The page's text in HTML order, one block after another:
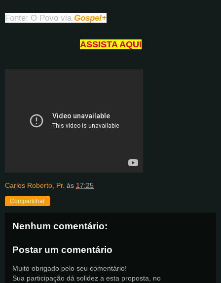
Fonte: O Povo via Gospel+
ASSISTA AQUI
Carlos Roberto, Pr. às 17:25
Compartilhar
Nenhum comentário:
Postar um comentário
Muito obrigado pelo seu comentário!
Sua participação dá solidez a esta proposta, no